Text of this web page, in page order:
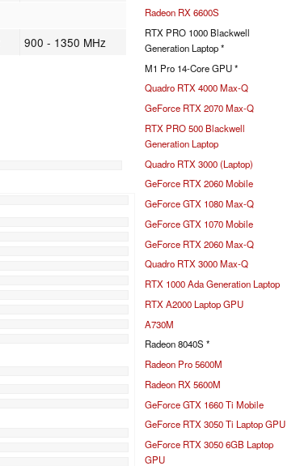
900 - 1350 MHz
Radeon RX 6600S
RTX PRO 1000 Blackwell
Generation Laptop *
M1 Pro 14-Core GPU *
Quadro RTX 4000 Max-Q
GeForce RTX 2070 Max-Q
RTX PRO 500 Blackwell
Generation Laptop
Quadro RTX 3000 (Laptop)
GeForce RTX 2060 Mobile
GeForce GTX 1080 Max-Q
GeForce GTX 1070 Mobile
GeForce RTX 2060 Max-Q
Quadro RTX 3000 Max-Q
RTX 1000 Ada Generation Laptop
RTX A2000 Laptop GPU
A730M
Radeon 8040S *
Radeon Pro 5600M
Radeon RX 5600M
GeForce GTX 1660 Ti Mobile
GeForce RTX 3050 Ti Laptop GPU
GeForce RTX 3050 6GB Laptop
GPU